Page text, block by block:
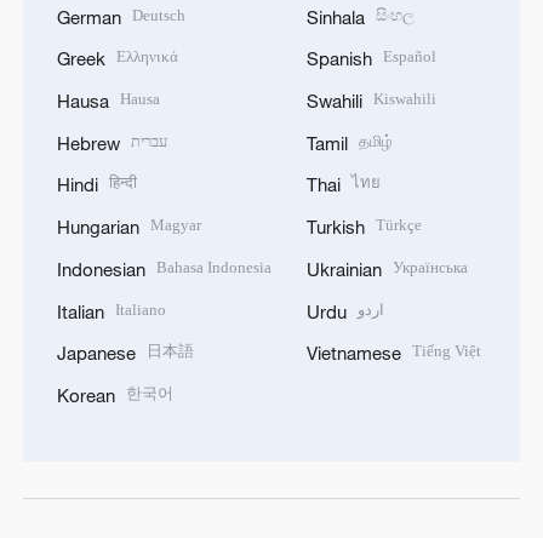
German Deutsch
Greek Ελληνικά
Hausa Hausa
Hebrew עברית
Hindi हिन्दी
Hungarian Magyar
Indonesian Bahasa Indonesia
Italian Italiano
Japanese 日本語
Korean 한국어
Sinhala සිංහල
Spanish Español
Swahili Kiswahili
Tamil தமிழ்
Thai ไทย
Turkish Türkçe
Ukrainian Українська
Urdu اردو
Vietnamese Tiếng Việt